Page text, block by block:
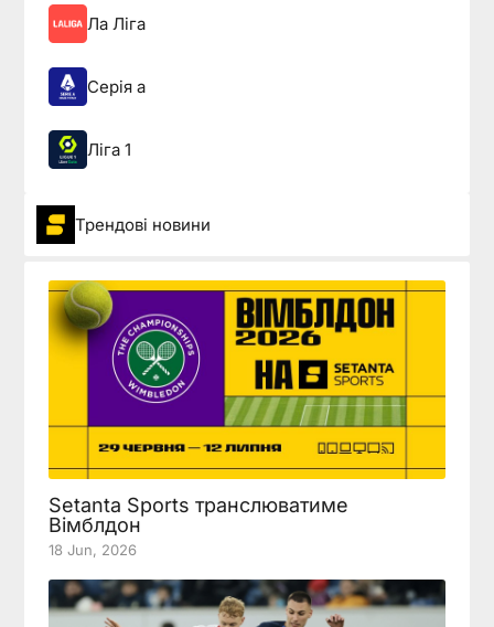
Ла Ліга
Серія а
Ліга 1
Трендові новини
Setanta Sports транслюватиме
Вімблдон
18 Jun, 2026